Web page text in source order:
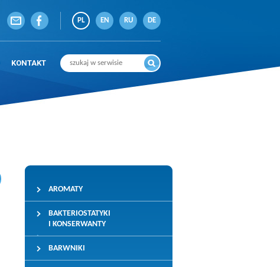
PL EN RU DE
KONTAKT
AROMATY
BAKTERIOSTATYKI
I KONSERWANTY
BARWNIKI